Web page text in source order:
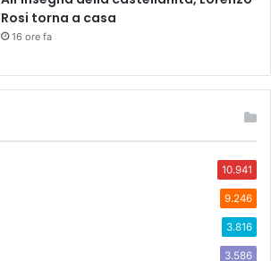
Rosi torna a casa
16 ore fa
10.941
9.246
3.816
3.586